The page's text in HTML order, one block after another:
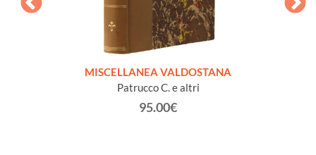
MISCELLANEA VALDOSTANA
Patrucco C. e altri
95.00€